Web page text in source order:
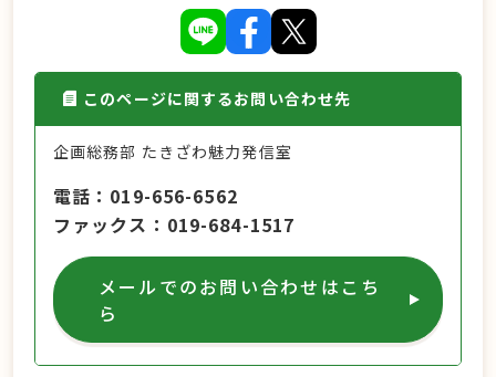
このページに関するお問い合わせ先
企画総務部 たきざわ魅力発信室
電話
019-656-6562
ファックス
019-684-1517
メールでのお問い合わせはこち
ら